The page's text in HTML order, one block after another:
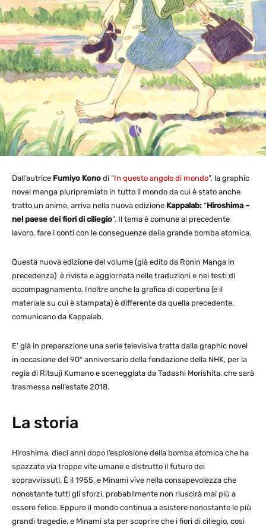
Dall’autrice Fumiyo Kono di “In questo angolo di mondo”, la graphic
novel manga pluripremiato in tutto il mondo da cui è stato anche
tratto un anime, arriva nella nuova edizione Kappalab: “Hiroshima –
nel paese dei fiori di ciliegio“. Il tema è comune al precedente
lavoro, fare i conti con le conseguenze della grande bomba atomica.
Questa nuova edizione del volume (già edito da Ronin Manga in
precedenza) è rivista e aggiornata nelle traduzioni e nei testi di
accompagnamento. Inoltre anche la grafica di copertina (e il
materiale su cui è stampata) è differente da quella precedente,
comunicano da Kappalab.
E’ già in preparazione una serie televisiva tratta dalla graphic novel
in occasione del 90° anniversario della fondazione della NHK, per la
regia di Ritsuji Kumano e sceneggiata da Tadashi Morishita, che sarà
trasmessa nell’estate 2018.
La storia
Hiroshima, dieci anni dopo l’esplosione della bomba atomica che ha
spazzato via troppe vite umane e distrutto il futuro dei
sopravvissuti. È il 1955, e Minami vive nella consapevolezza che
nonostante tutti gli sforzi, probabilmente non riuscirà mai più a
essere felice. Eppure il mondo continua a esistere nonostante le più
grandi tragedie, e Minami sta per scoprire che i fiori di ciliegio, così